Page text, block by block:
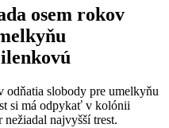
osem rokov
odňatia slobody pre umelkyňu
si má odpykať v kolónii
najvyšší trest.